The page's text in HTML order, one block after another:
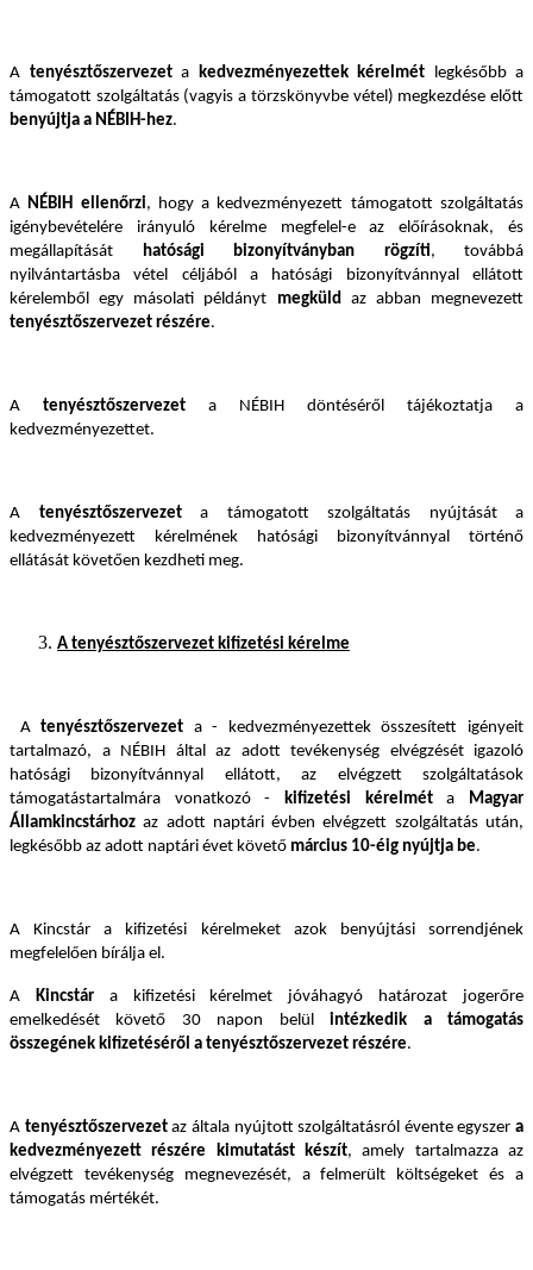
A tenyésztőszervezeta kedvezményezettek kérelmét legkésőbb a
támogatott szolgáltatás (vagyis a törzskönyvbe vétel) megkezdése előtt
benyújtja a NÉBIH-hez.
A NÉBIH ellenőrzi, hogy a kedvezményezett támogatott szolgáltatás
igénybevételére irányuló kérelme megfelel-e az előírásoknak, és
megállapítását
hatósági bizonyítványban rögzíti, továbbá
nyilvántartásba vétel céljából a hatósági bizonyítvánnyal ellátott
kérelemből egy másolati példányt megküld
az abban megnevezett
tenyésztőszervezet részére.
A tenyésztőszervezet a NÉBIH döntéséről tájékoztatja a
kedvezményezettet.
A tenyésztőszervezeta támogatott szolgáltatás nyújtását a
kedvezményezett kérelmének hatósági bizonyítvánnyal történő
ellátását követően kezdheti meg.
A tenyésztőszervezet kifizetési kérelme
Atenyésztőszervezet a - kedvezményezettek összesített igényeit
tartalmazó, a NÉBIH által az adott tevékenység elvégzését igazoló
hatósági bizonyítvánnyal ellátott, az elvégzett szolgáltatások
támogatástartalmára vonatkozó -
kifizetési kérelméta
Magyar
Államkincstárhoz az adott naptári évben elvégzett szolgáltatás után,
legkésőbb az adott naptári évet követő március 10-éig nyújtja be.
A Kincstár a kifizetési kérelmeket azok benyújtási sorrendjének
megfelelően bírálja el.
A Kincstára kifizetési kérelmet jóváhagyó határozat jogerőre
emelkedését követő 30 napon belül intézkedik a támogatás
összegének kifizetéséről a tenyésztőszervezet részére.
A tenyésztőszervezetaz általa nyújtott szolgáltatásról évente egyszer a
kedvezményezett részére kimutatást készít, amely tartalmazza az
elvégzett tevékenység megnevezését, a felmerült költségeket és a
támogatás mértékét.